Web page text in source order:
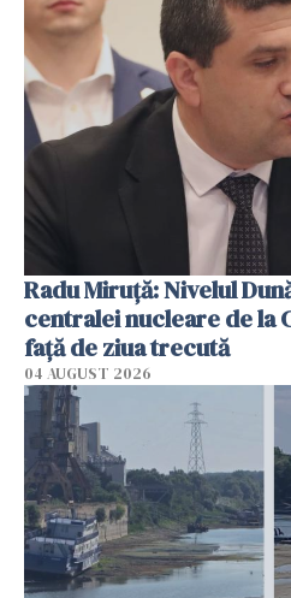
Radu Miruţă: Nivelul
centralei nucleare de la
faţă de ziua trecută
04 AUGUST 2026